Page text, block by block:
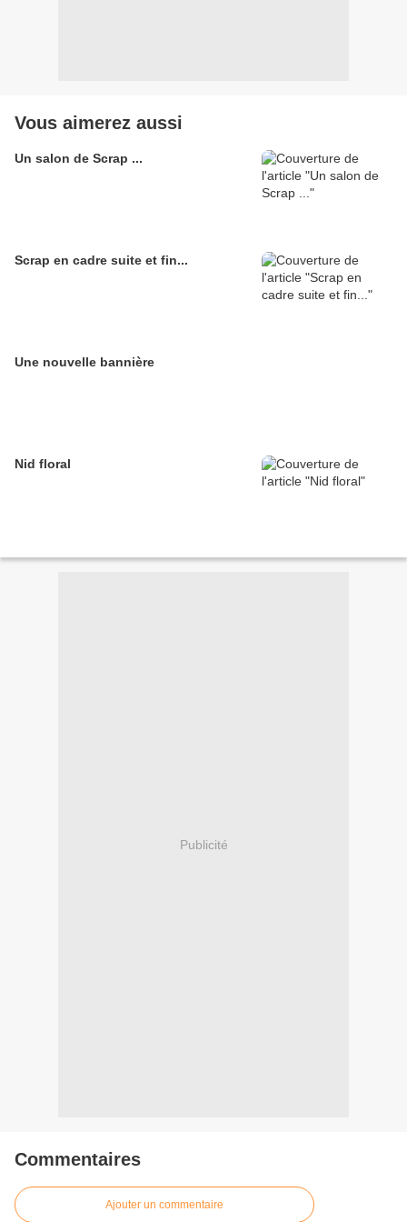
Vous aimerez aussi
Un salon de Scrap ...
Scrap en cadre suite et fin...
Une nouvelle bannière
Nid floral
Publicité
Commentaires
Ajouter un commentaire